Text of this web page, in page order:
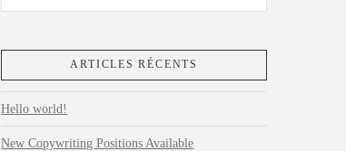
ARTICLES RÉCENTS
Hello world!
New Copywriting Positions Available